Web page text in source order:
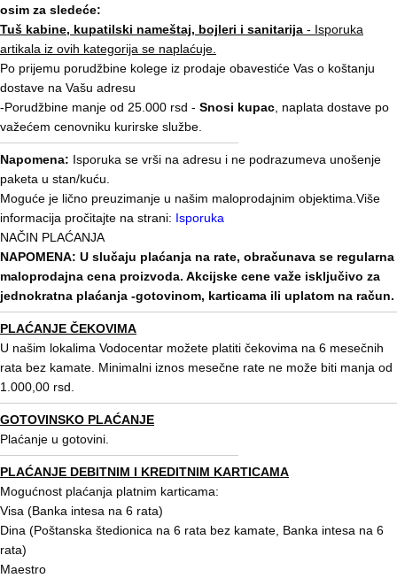
osim za sledeće:
Tuš kabine, kupatilski nameštaj, bojleri i sanitarija - Isporuka
artikala iz ovih kategorija se naplaćuje.
Po prijemu porudžbine kolege iz prodaje obavestiće Vas o koštanju
dostave na Vašu adresu
-Porudžbine manje od 25.000 rsd - Snosi kupac , naplata dostave po
važećem cenovniku kurirske službe.
Napomena: Isporuka se vrši na adresu i ne podrazumeva unošenje
paketa u stan/kuću.
Moguće je lično preuzimanje u našim maloprodajnim objektima.Više
informacija pročitajte na strani: Isporuka
NAČIN PLAĆANJA
NAPOMENA: U slučaju plaćanja na rate, obračunava se regularna
maloprodajna cena proizvoda. Akcijske cene važe isključivo za
jednokratna plaćanja -gotovinom, karticama ili uplatom na račun.
PLAĆANJE ČEKOVIMA
U našim lokalima Vodocentar možete platiti čekovima na 6 mesečnih
rata bez kamate. Minimalni iznos mesečne rate ne može biti manja od
1.000,00 rsd.
GOTOVINSKO PLAĆANJE
Plaćanje u gotovini.
PLAĆANJE DEBITNIM I KREDITNIM KARTICAMA
Mogućnost plaćanja platnim karticama:
Visa (Banka intesa na 6 rata)
Dina (Poštanska štedionica na 6 rata bez kamate, Banka intesa na 6
rata)
Maestro